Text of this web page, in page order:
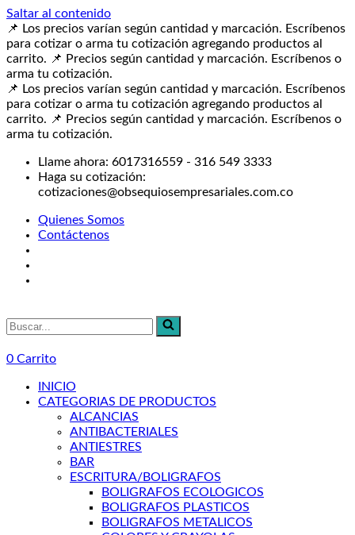
Saltar al contenido
📌 Los precios varían según cantidad y marcación. Escríbenos
para cotizar o arma tu cotización agregando productos al
carrito. 📌 Precios según cantidad y marcación. Escríbenos o
arma tu cotización.
📌 Los precios varían según cantidad y marcación. Escríbenos
para cotizar o arma tu cotización agregando productos al
carrito. 📌 Precios según cantidad y marcación. Escríbenos o
arma tu cotización.
Llame ahora: 6017316559 - 316 549 3333
Haga su cotización:
cotizaciones@obsequiosempresariales.com.co
Quienes Somos
Contáctenos
Buscar...
0 Carrito
INICIO
CATEGORIAS DE PRODUCTOS
ALCANCIAS
ANTIBACTERIALES
ANTIESTRES
BAR
ESCRITURA/BOLIGRAFOS
BOLIGRAFOS ECOLOGICOS
BOLIGRAFOS PLASTICOS
BOLIGRAFOS METALICOS